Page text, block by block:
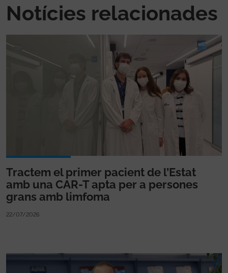
Notícies relacionades
Tractem el primer pacient de l’Estat
amb una CAR-T apta per a persones
grans amb limfoma
22/07/2026